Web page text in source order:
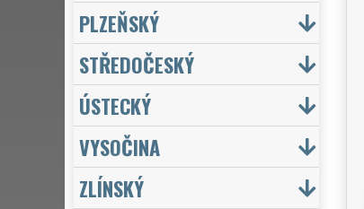
PLZEŇSKÝ
STŘEDOČESKÝ
ÚSTECKÝ
VYSOČINA
ZLÍNSKÝ